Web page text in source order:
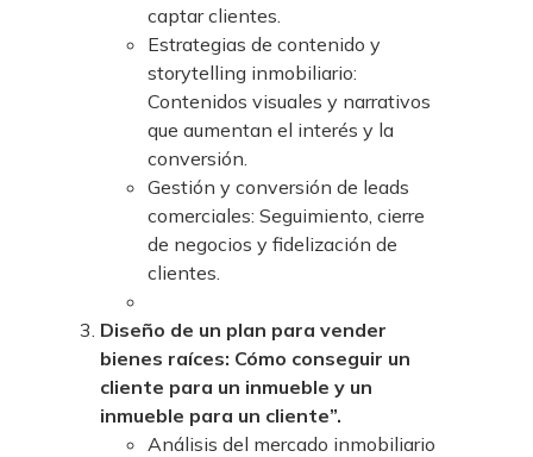
captar clientes.
Estrategias de contenido y
storytelling inmobiliario:
Contenidos visuales y narrativos
que aumentan el interés y la
conversión.
Gestión y conversión de leads
comerciales: Seguimiento, cierre
de negocios y fidelización de
clientes.
Diseño de un plan para vender
bienes raíces: Cómo conseguir un
cliente para un inmueble y un
inmueble para un cliente”.
Análisis del mercado inmobiliario